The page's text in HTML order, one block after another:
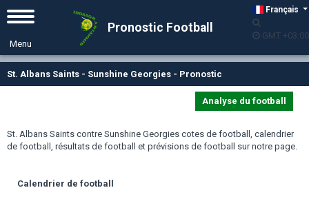
Français
GMT +00:00
Pronostic Football
St. Albans Saints - Sunshine Georgies - Pronostic
Analyse du football
St. Albans Saints contre Sunshine Georgies cotes de football, calendrier
de football, résultats de football et prévisions de football sur notre page.
Calendrier de football